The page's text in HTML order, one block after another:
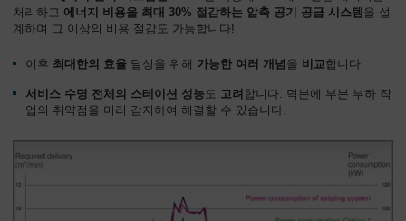
션
개
비
스
요
처리하고 에너지 비용을 최대 30% 절감하는 압축 공기 공급 시스템 을 설
계하며 그 이상의 비용 절감도 가능합니다!
이후 최대한의 효율 달성을 위해 가능한 여러 개념 을 비교합니다.
서비스 수명 전체의 스테이션 성능도 고려 합니다. 덕분에 부분 부하 작
업의 취약점을 미리 감지하여 해결할 수 있습니다.